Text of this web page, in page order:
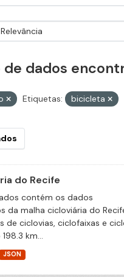
de dados
Etiquetas:
bicicleta
do Recife
contém os dados
da malha cicloviária do
de ciclovias, ciclofaixas e
km...
JSON